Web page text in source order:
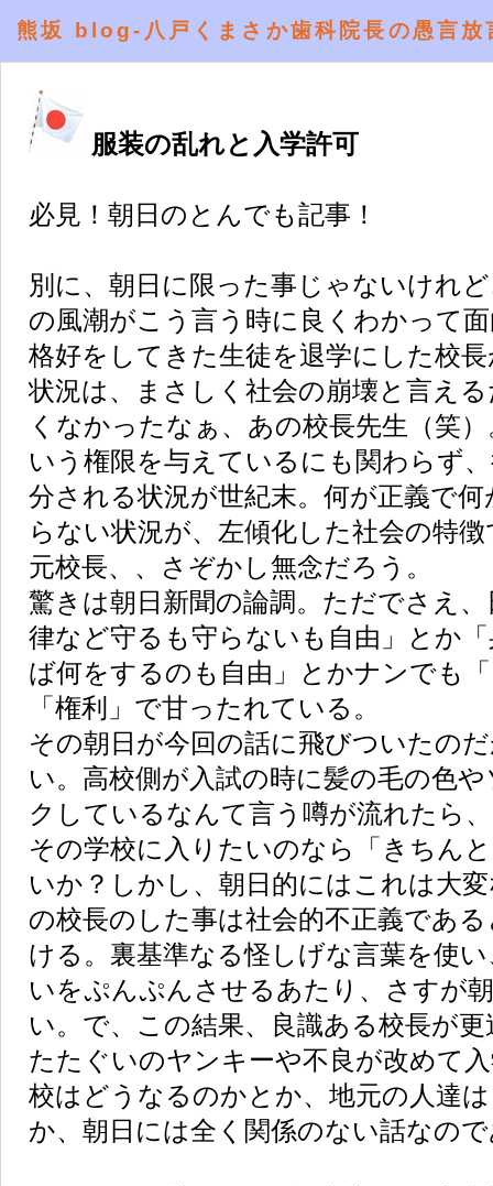
熊坂 blog-八戸くまさか歯科院長の愚言
服装の乱れと入学許可
必見！朝日のとんでも記事！
別に、朝日に限った事じゃないけれ
の風潮がこう言う時に良くわかって
格好をしてきた生徒を退学にした校
状況は、まさしく社会の崩壊と言え
くなかったなぁ、あの校長先生（笑
いう権限を与えているにも関わらず
分される状況が世紀末。何が正義で
らない状況が、左傾化した社会の特
元校長、、さぞかし無念だろう。
驚きは朝日新聞の論調。ただでさえ
律など守るも守らないも自由」とか
ば何をするのも自由」とかナンでも
「権利」で甘ったれている。
その朝日が今回の話に飛びついたの
い。高校側が入試の時に髪の毛の色
クしているなんて言う噂が流れたら
その学校に入りたいのなら「きちん
いか？しかし、朝日的にはこれは大
の校長のした事は社会的不正義であ
ける。裏基準なる怪しげな言葉を使
いをぷんぷんさせるあたり、さすが
い。で、この結果、良識ある校長が
たたぐいのヤンキーや不良が改めて
校はどうなるのかとか、地元の人達
か、朝日には全く関係のない話なの